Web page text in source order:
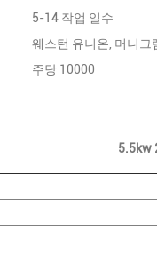
5-14 작업 일수
웨스턴 유니온, 머니그
주당 10000
5.5kw